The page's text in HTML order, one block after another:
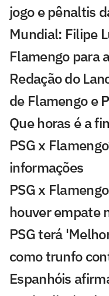
jogo e pênaltis
Mundial: Filipe
Flamengo para
Redação do
de Flamengo e
Que horas é a
PSG x
informações
PSG x
houver empate
PSG terá
como trunfo
Espanhóis